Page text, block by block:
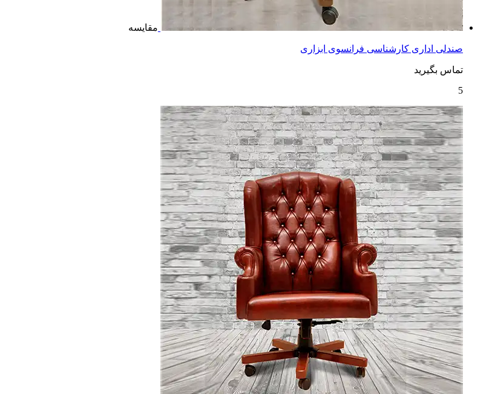
مقایسه
صندلی اداری کارشناسی فرانسوی ابزاری
تماس بگیرید
5